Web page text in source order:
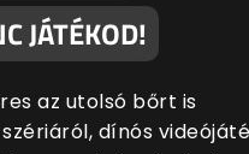
JÁTÉKOD!
az utolsó bőrt is
dínós